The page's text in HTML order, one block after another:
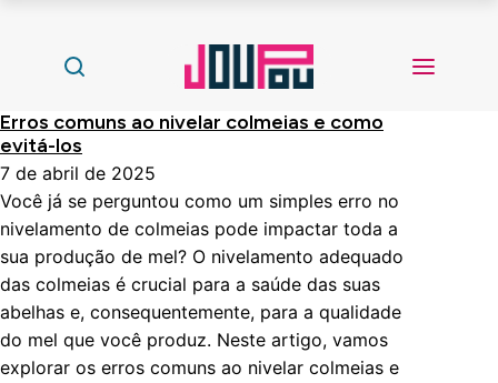
Erros comuns ao nivelar colmeias e como
evitá-los
7 de abril de 2025
Você já se perguntou como um simples erro no
nivelamento de colmeias pode impactar toda a
sua produção de mel? O nivelamento adequado
das colmeias é crucial para a saúde das suas
abelhas e, consequentemente, para a qualidade
do mel que você produz. Neste artigo, vamos
explorar os erros comuns ao nivelar colmeias e